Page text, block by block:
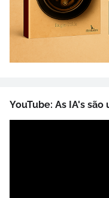
YouTube: As IA's são